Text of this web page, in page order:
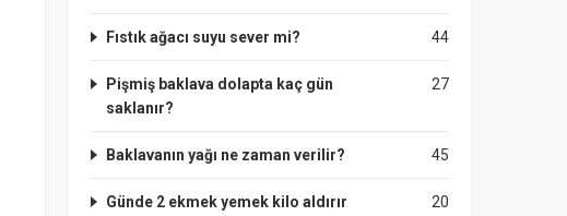
44
Fıstık ağacı suyu sever mi?
27
Pişmiş baklava dolapta kaç gün
saklanır?
45
Baklavanın yağı ne zaman verilir?
20
Günde 2 ekmek yemek kilo aldırır